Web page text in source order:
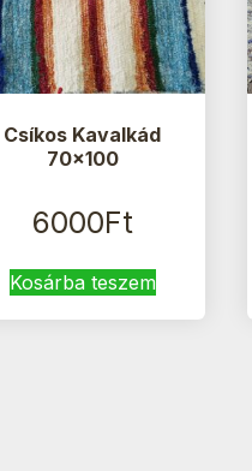
Csíkos Kavalkád
70×100
6000Ft
Kosárba teszem